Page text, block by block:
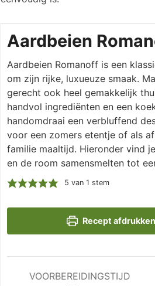
Aardbeien
Aardbeien Romanoff is een
om zijn rijke, luxueuze smaak.
gerecht ook heel gemakkelijk
handvol ingrediënten en een
handomdraai een verbluffend
voor een zomers etentje of als
familie maaltijd. Hieronder vind
en de room samensmelten tot
5 van 1 stem
Recept afdrukken
VOORBEREIDINGSTIJD